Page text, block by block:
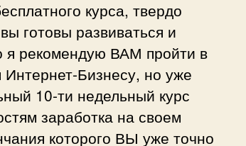
курса, твердо
готовы развиваться и
я рекомендую ВАМ пройти в
Бизнесу, но уже
10-ти недельный курс
заработка на своем
которого ВЫ уже точно